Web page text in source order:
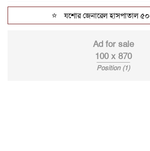
যশোর জেনারেল হাসপাতাল ৫০০
Ad for sale
100 x 870
Position (1)